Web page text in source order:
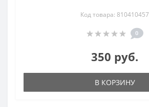
Код товара: 810410457
0
350 руб.
В КОРЗИНУ